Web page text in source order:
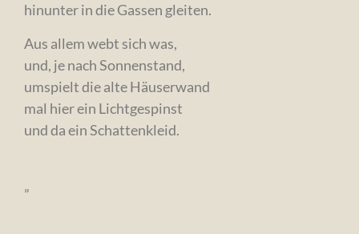
hinunter in die Gassen gleiten.
Aus allem webt sich was,
und, je nach Sonnenstand,
umspielt die alte Häuserwand
mal hier ein Lichtgespinst
und da ein Schattenkleid.
„